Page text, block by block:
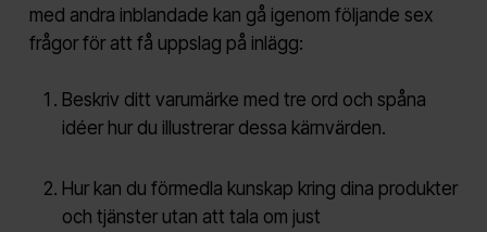
med andra inblandade kan gå igenom följande sex
frågor för att få uppslag på inlägg:
Beskriv ditt varumärke med tre ord och spåna
idéer hur du illustrerar dessa kärnvärden.
Hur kan du förmedla kunskap kring dina produkter
och tjänster utan att tala om just